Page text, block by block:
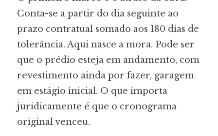
Conta-se a partir do dia seguinte ao
prazo contratual somado aos 180 dias de
tolerância. Aqui nasce a mora. Pode ser
que o prédio esteja em andamento, com
revestimento ainda por fazer, garagem
em estágio inicial. O que importa
juridicamente é que o cronograma
original venceu.